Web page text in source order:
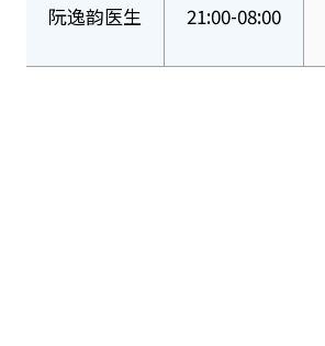
阮逸韵医生 21:00-08:00